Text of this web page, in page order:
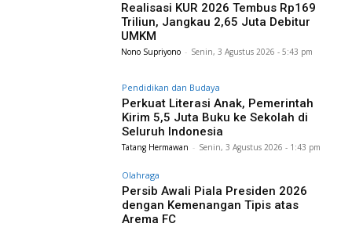
Realisasi KUR 2026 Tembus Rp169
Triliun, Jangkau 2,65 Juta Debitur
UMKM
Nono Supriyono - Senin, 3 Agustus 2026 - 5:43 pm
Pendidikan dan Budaya
Perkuat Literasi Anak, Pemerintah
Kirim 5,5 Juta Buku ke Sekolah di
Seluruh Indonesia
Tatang Hermawan - Senin, 3 Agustus 2026 - 1:43 pm
Olahraga
Persib Awali Piala Presiden 2026
dengan Kemenangan Tipis atas
Arema FC